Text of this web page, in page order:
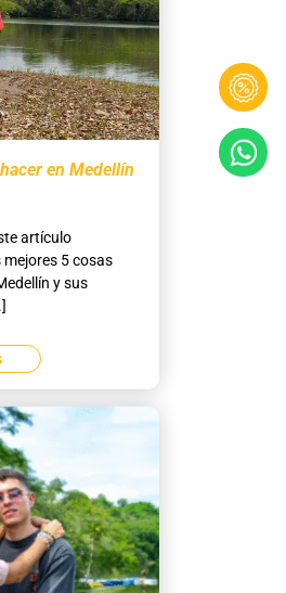
en Medellín
artículo
5 cosas
y sus